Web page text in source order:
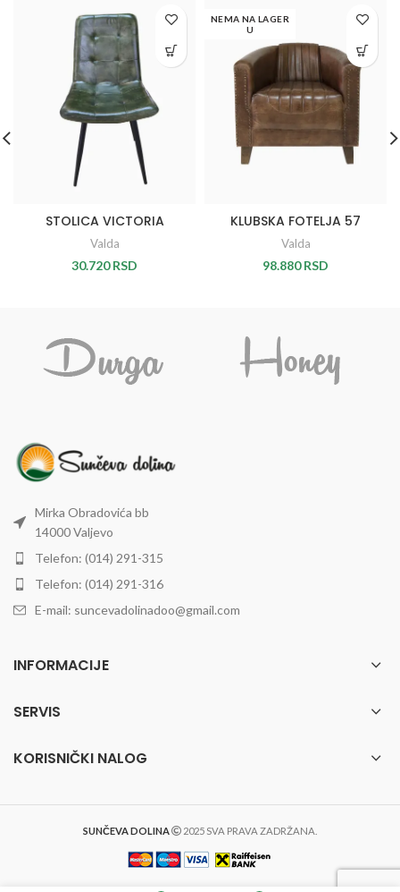
STOLICA VICTORIA
Valda
30.720RSD
NEMA NA LAGER
U
KLUBSKA FOTELJA 57
Valda
98.880RSD
Mirka Obradovića bb
14000 Valjevo
Telefon: (014) 291-315
Telefon: (014) 291-316
E-mail: suncevadolinadoo@gmail.com
INFORMACIJE
SERVIS
KORISNIČKI NALOG
SUNČEVA DOLINA 2025 SVA PRAVA ZADRŽANA.